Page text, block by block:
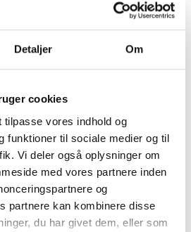
Detaljer Om
cookies
vores indhold og
funktioner til sociale medier og til
Vi deler også oplysninger om
med vores partnere inden
og
partnere kan kombinere disse
du har givet dem, eller som